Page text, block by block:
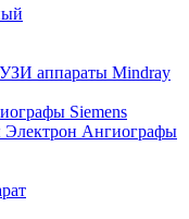
УЗИ аппараты Mindray
Siemens
Ангиографы